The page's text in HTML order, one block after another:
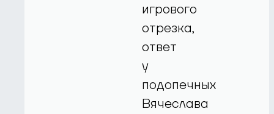
игрового
отрезка,
ответ
у
подопечных
Вячеслава